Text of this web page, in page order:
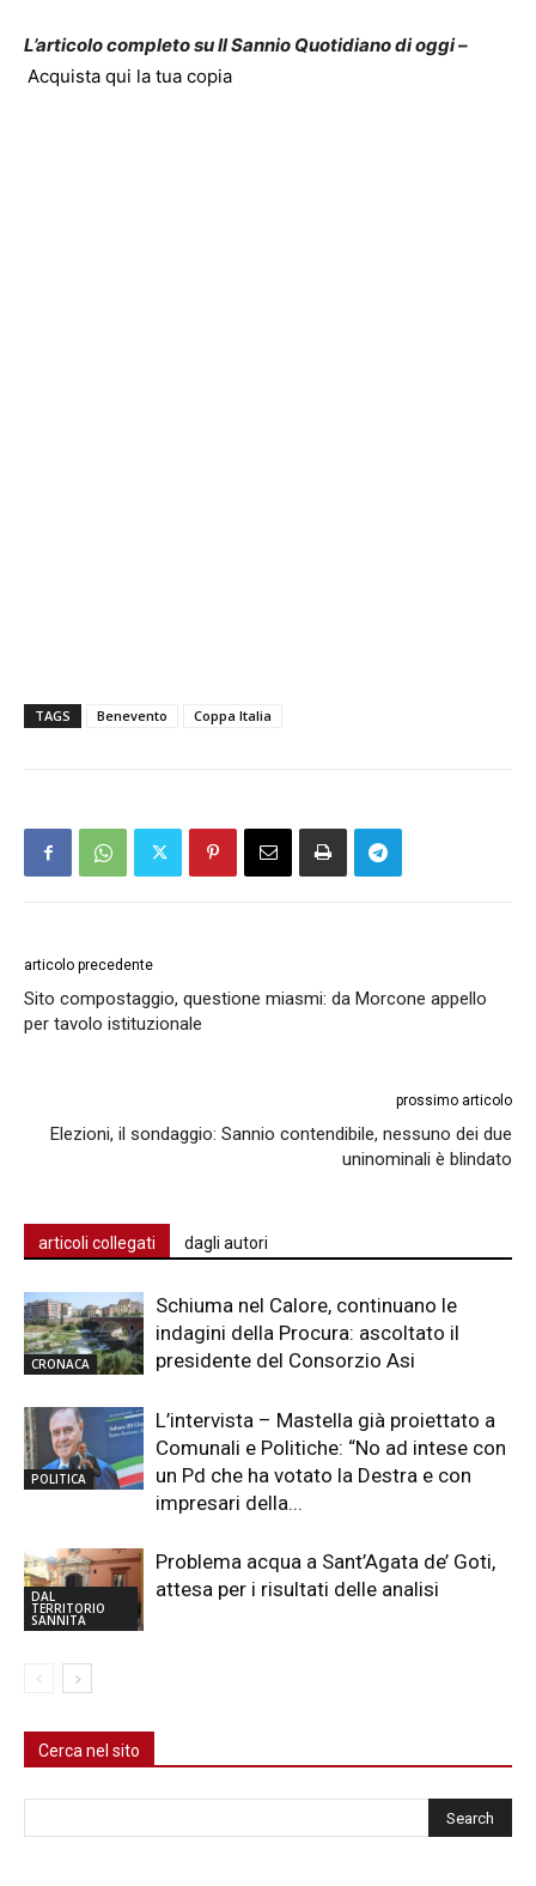
L’articolo completo su Il Sannio Quotidiano di oggi –
Acquista qui la tua copia
TAGS Benevento Coppa Italia
articolo precedente
Sito compostaggio, questione miasmi: da Morcone appello
per tavolo istituzionale
prossimo articolo
Elezioni, il sondaggio: Sannio contendibile, nessuno dei due
uninominali è blindato
articoli collegati dagli autori
CRONACA
Schiuma nel Calore, continuano le
indagini della Procura: ascoltato il
presidente del Consorzio Asi
POLITICA
L’intervista – Mastella già proiettato a
Comunali e Politiche: “No ad intese con
un Pd che ha votato la Destra e con
impresari della...
DAL
TERRITORIO
SANNITA
Problema acqua a Sant’Agata de’ Goti,
attesa per i risultati delle analisi
Cerca nel sito